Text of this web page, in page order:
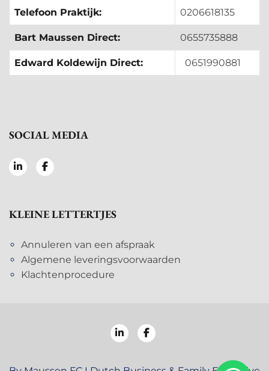
Telefoon Praktijk: 0206618135
Bart Maussen Direct: 0655735888
Edward Koldewijn Direct: 0651990881
SOCIAL MEDIA
KLEINE LETTERTJES
Annuleren van een afspraak
Algemene leveringsvoorwaarden
Klachtenprocedure